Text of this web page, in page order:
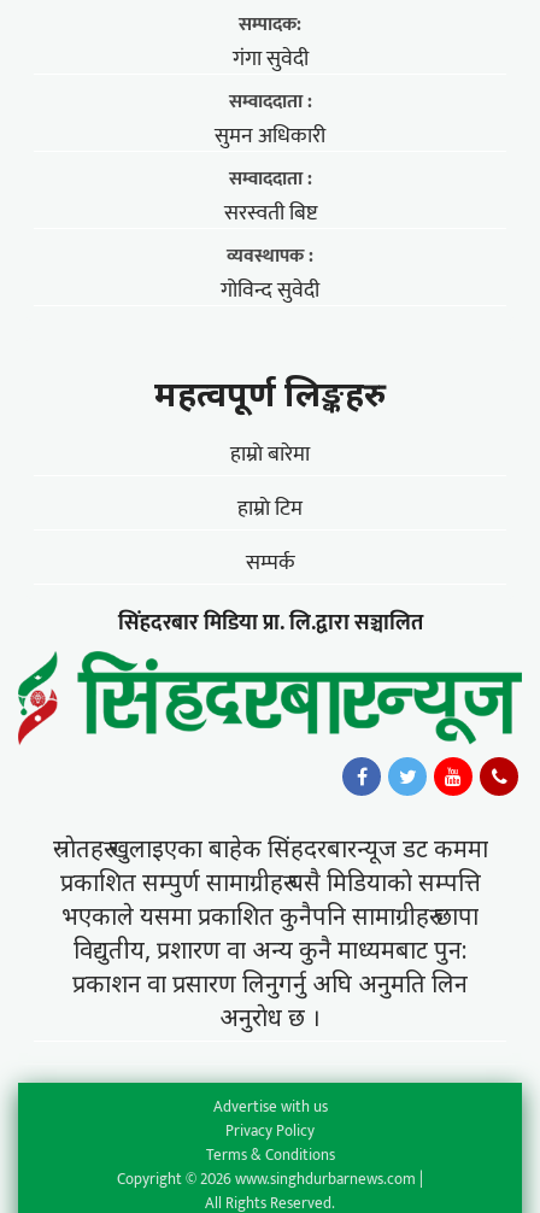
सम्पादक:
गंगा सुवेदी
सम्वाददाता :
सुमन अधिकारी
सम्वाददाता :
सरस्वती बिष्ट
व्यवस्थापक :
गोविन्द सुवेदी
महत्वपूर्ण लिङ्कहरु
हाम्राे बारेमा
हाम्राे टिम
सम्पर्क
सिंहदरबार मिडिया प्रा. लि.द्वारा सञ्चालित
स्राेतहरु खुलाइएका बाहेक सिंहदरबारन्यूज डट कममा
प्रकाशित सम्पुर्ण सामाग्रीहरु यसै मिडियाकाे सम्पत्ति
भएकाले यसमा प्रकाशित कुनैपनि सामाग्रीहरु छापा
विद्युतीय, प्रशारण वा अन्य कुनै माध्यमबाट पुन:
प्रकाशन वा प्रसारण लिनुगर्नु अघि अनुमति लिन
अनुराेध छ ।
Advertise with us
Privacy Policy
Terms & Conditions
Copyright © 2026 www.singhdurbarnews.com |
All Rights Reserved.